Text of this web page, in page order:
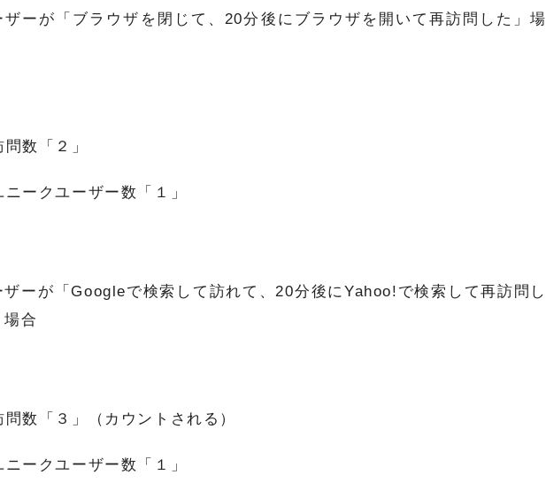
ザーが「ブラウザを閉じて、20分後にブラウザを開いて再訪問した」場
問数「２」
ニークユーザー数「１」
ザーが「Googleで検索して訪れて、20分後にYahoo!で検索して再訪問し
場合
問数「３」（カウントされる）
ニークユーザー数「１」